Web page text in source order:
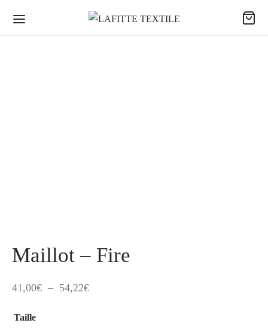
Maillot – Fire
41,00€ – 54,22€Plage
Taille